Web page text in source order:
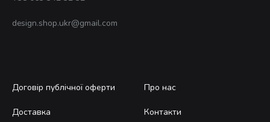
design.shop.ukr@gmail.com
Договір публічної оферти
Доставка
Про нас
Контакти